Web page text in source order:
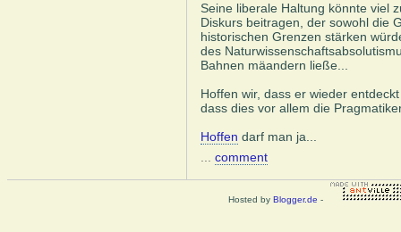
Seine liberale Haltung könnte viel
Diskurs beitragen, der sowohl die
historischen Grenzen stärken
des
Bahnen mäandern ließe...
Hoffen wir, dass er wieder
dass dies vor allem die
Hoffen darf man ja...
comment
Hosted by Blogger.de -